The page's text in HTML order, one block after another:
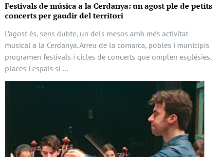
Festivals de música a la Cerdanya: un agost ple de petits
concerts per gaudir del territori
L’agost és, sens dubte, un dels mesos amb més activitat
musical a la Cerdanya. Arreu de la comarca, pobles i municipis
programen festivals i cicles de concerts que omplen esglésies,
places i espais si …